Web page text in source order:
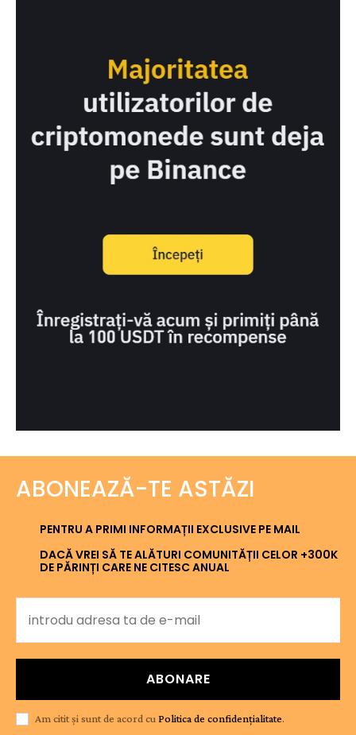
ABONEAZĂ-TE ASTĂZI
PENTRU A PRIMI INFORMAȚII EXCLUSIVE PE MAIL
DACĂ VREI SĂ TE ALĂTURI COMUNITĂȚII CELOR +300K
DE PĂRINȚI CARE NE CITESC ANUAL
ABONARE
Am citit și sunt de acord cu Politica de confidențialitate.